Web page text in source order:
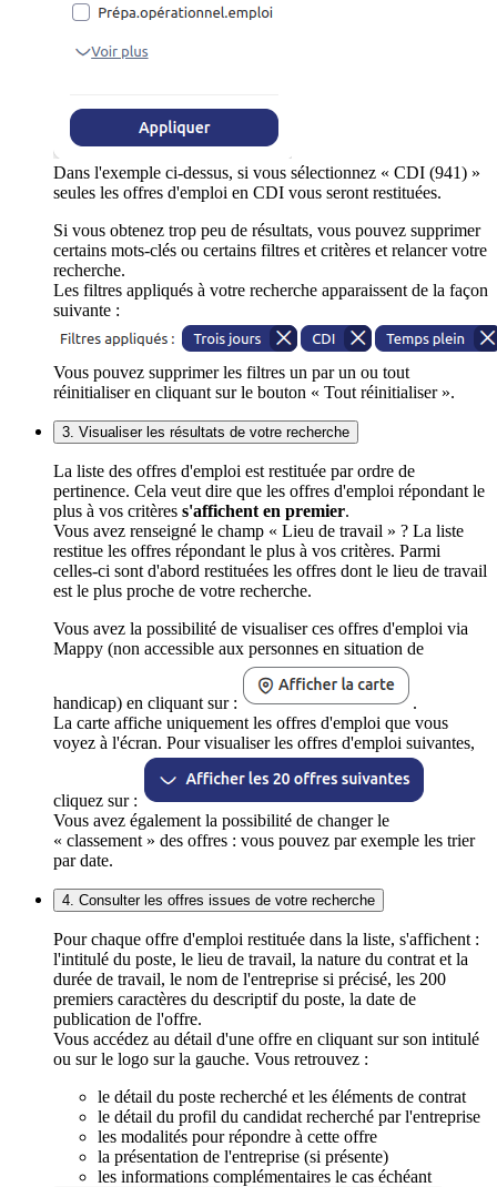
Dans l'exemple ci-dessus, si vous sélectionnez « CDI (941) »
seules les offres d'emploi en CDI vous seront restituées.
Si vous obtenez trop peu de résultats, vous pouvez supprimer
certains mots-clés ou certains filtres et critères et relancer votre
recherche.
Les filtres appliqués à votre recherche apparaissent de la façon
suivante :
Vous pouvez supprimer les filtres un par un ou tout
réinitialiser en cliquant sur le bouton « Tout réinitialiser ».
3. Visualiser les résultats de votre recherche
La liste des offres d'emploi est restituée par ordre de
pertinence. Cela veut dire que les offres d'emploi répondant le
plus à vos critères s'affichent en premier.
Vous avez renseigné le champ « Lieu de travail » ? La liste
restitue les offres répondant le plus à vos critères. Parmi
celles-ci sont d'abord restituées les offres dont le lieu de travail
est le plus proche de votre recherche.
Vous avez la possibilité de visualiser ces offres d'emploi via
Mappy (non accessible aux personnes en situation de
handicap) en cliquant sur :
.
La carte affiche uniquement les offres d'emploi que vous
voyez à l'écran. Pour visualiser les offres d'emploi suivantes,
cliquez sur :
Vous avez également la possibilité de changer le
« classement » des offres : vous pouvez par exemple les trier
par date.
4. Consulter les offres issues de votre recherche
Pour chaque offre d'emploi restituée dans la liste, s'affichent :
l'intitulé du poste, le lieu de travail, la nature du contrat et la
durée de travail, le nom de l'entreprise si précisé, les 200
premiers caractères du descriptif du poste, la date de
publication de l'offre.
Vous accédez au détail d'une offre en cliquant sur son intitulé
ou sur le logo sur la gauche. Vous retrouvez :
le détail du poste recherché et les éléments de contrat
le détail du profil du candidat recherché par l'entreprise
les modalités pour répondre à cette offre
la présentation de l'entreprise (si présente)
les informations complémentaires le cas échéant